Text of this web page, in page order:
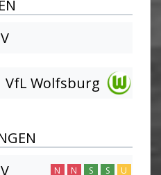
VfL Wolfsburg
N N S S U